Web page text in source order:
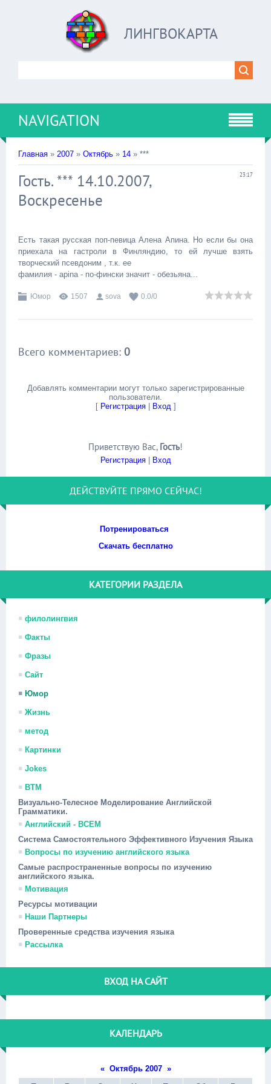
ЛИНГВОКАРТА
NAVIGATION
Главная » 2007 » Октябрь » 14 » ***
23:17
Гость. *** 14.10.2007,
Воскресенье
Есть такая русская поп-певица Алена Апина. Но если бы она
приехала на гастроли в Финляндию, то ей лучше взять
творческий псевдоним , т.к. ее
фамилия - apina - по-фински значит - обезьяна...
Юмор 1507 sova 0.0/0
Всего комментариев: 0
Добавлять комментарии могут только зарегистрированные
пользователи.
[ Регистрация| Вход]
Приветствую Вас, Гость!
Регистрация| Вход
ДЕЙСТВУЙТЕ ПРЯМО СЕЙЧАС!
Потренироваться
Скачать бесплатно
КАТЕГОРИИ РАЗДЕЛА
филолингвия
Факты
Фразы
Сайт
Юмор
Жизнь
метод
Картинки
Jokes
ВТМ
Визуально-Телесное Моделирование Английской
Грамматики.
Английский - ВСЕМ
Система Самостоятельного Эффективного Изучения Языка
Вопросы по изучению английского языка
Самые распространенные вопросы по изучению
английского языка.
Мотивация
Ресурсы мотивации
Наши Партнеры
Проверенные средства изучения языка
Рассылка
ВХОД НА САЙТ
КАЛЕНДАРЬ
« Октябрь 2007 »